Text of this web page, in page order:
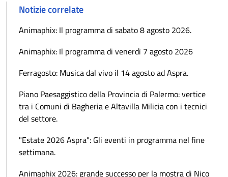
Notizie correlate
Animaphix: Il programma di sabato 8 agosto 2026.
Animaphix: Il programma di venerdì 7 agosto 2026
Ferragosto: Musica dal vivo il 14 agosto ad Aspra.
Piano Paesaggistico della Provincia di Palermo: vertice
tra i Comuni di Bagheria e Altavilla Milicia con i tecnici
del settore.
"Estate 2026 Aspra": Gli eventi in programma nel fine
settimana.
Animaphix 2026: grande successo per la mostra di Nico